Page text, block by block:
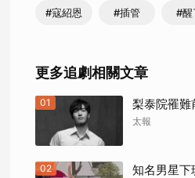
#寇紹恩 #插管 #醒
更多追劇相關文章
01 梨泰院罹
太報
02 知名男星